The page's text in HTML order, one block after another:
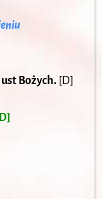
Bożych. [D]